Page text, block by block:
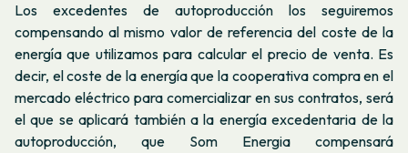
Los excedentes de autoproducción los seguiremos
compensando al mismo valor de referencia del coste de la
energía que utilizamos para calcular el precio de venta. Es
decir, el coste de la energía que la cooperativa compra en el
mercado eléctrico para comercializar en sus contratos, será
el que se aplicará también a la energía excedentaria de la
autoproducción, que Som Energia compensará